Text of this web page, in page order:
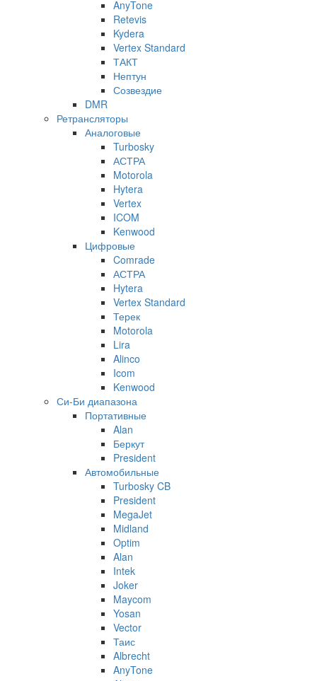
AnyTone
Retevis
Kydera
Vertex Standard
ТАКТ
Нептун
Созвездие
DMR
Ретрансляторы
Аналоговые
Turbosky
АСТРА
Motorola
Hytera
Vertex
ICOM
Kenwood
Цифровые
Comrade
АСТРА
Hytera
Vertex Standard
Терек
Motorola
Lira
Alinco
Icom
Kenwood
Си-Би диапазона
Портативные
Alan
Беркут
President
Автомобильные
Turbosky CB
President
MegaJet
Midland
Optim
Alan
Intek
Joker
Maycom
Yosan
Vector
Таис
Albrecht
AnyTone